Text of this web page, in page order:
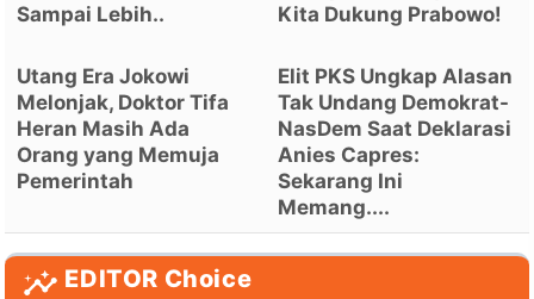
Sampai Lebih..
Kita Dukung Prabowo!
Utang Era Jokowi
Melonjak, Doktor Tifa
Heran Masih Ada
Orang yang Memuja
Pemerintah
Elit PKS Ungkap Alasan
Tak Undang Demokrat-
NasDem Saat Deklarasi
Anies Capres:
Sekarang Ini
Memang....
EDITOR Choice